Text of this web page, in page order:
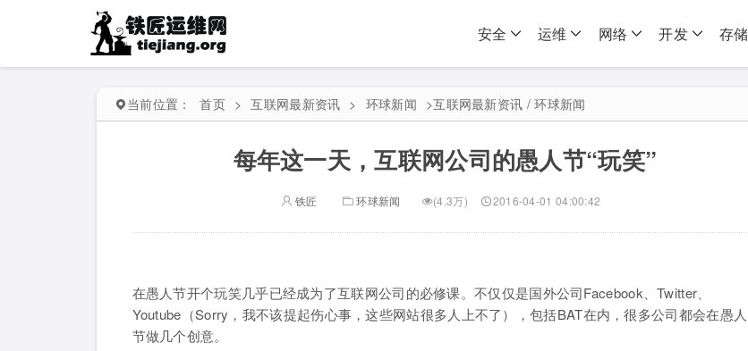
安全 运维 网络 开发 存储
当前位置： 首页 > 互联网最新资讯 > 环球新闻 >互联网最新资讯 / 环球新闻
每年这一天，互联网公司的愚人节“玩笑”
铁匠 环球新闻 (4.3万) 2016-04-01 04:00:42
在愚人节开个玩笑几乎已经成为了互联网公司的必修课。不仅仅是国外公司Facebook、Twitter、
Youtube（Sorry，我不该提起伤心事，这些网站很多人上不了），包括BAT在内，很多公司都会在愚人
节做几个创意。